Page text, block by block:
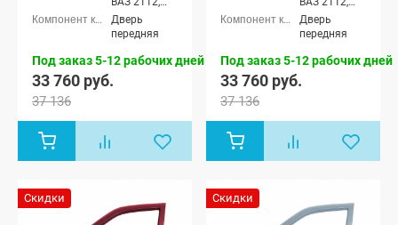
Лада
Приора
2170), Лада
универсал
хэтчбек (ВАЗ
2172), Лада
21704), Лада
Приора-2
Дверь
передняя
Под заказ 5-12 рабочих дней
33 760 руб.
37 136
Лада
Приора
2170), Лада
универсал
хэтчбек (ВАЗ
2172), Лада
21704), Лада
Приора-2
Дверь
передняя
Под заказ 5-12 рабочих дней
33 760 руб.
37 136
Скидки Скидки